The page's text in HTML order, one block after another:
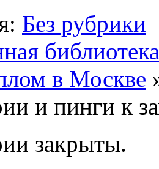
Без рубрики
в Москве
и пинги к
закрыты.